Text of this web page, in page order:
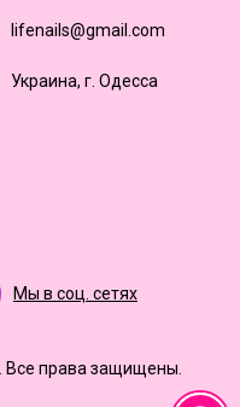
ifenai s@gmai com
Украина, г. Одесса
Мы в соц. сетях
Все права защищены.